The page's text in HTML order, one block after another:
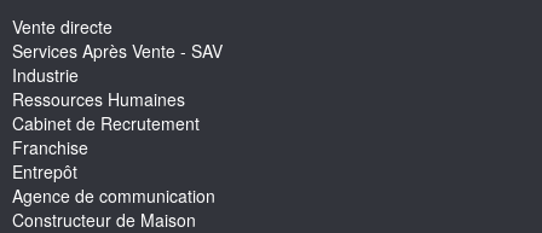
Vente directe
Services Après Vente - SAV
Industrie
Ressources Humaines
Cabinet de Recrutement
Franchise
Entrepôt
Agence de communication
Constructeur de Maison